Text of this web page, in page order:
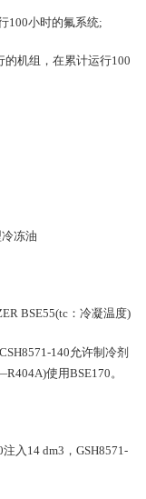
100小时的氟系统;
机组，在累计运行100
冻油
BSE55(tc：冷凝温度)
140允许制冷剂
使用BSE170。
入14 dm3，GSH8571-